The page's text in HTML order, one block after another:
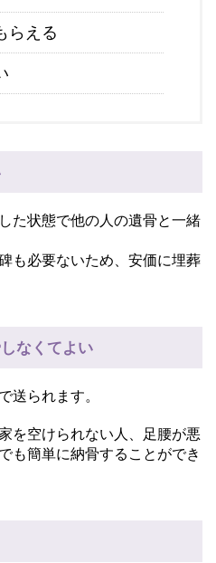
らえる
た状態で他の人の遺骨と一緒
も必要ないため、安価に埋葬
なくてよい
送られます。
を空けられない人、足腰が悪
も簡単に納骨することができ